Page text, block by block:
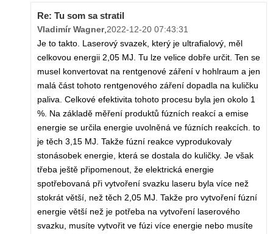
Re: Tu som sa stratil
Vladimír Wagner, 2022-12-20 07:43:31
Je to takto. Laserový svazek, který je ultrafialový, měl
celkovou energii 2,05 MJ. Tu lze velice dobře určit. Ten se
musel konvertovat na rentgenové záření v hohlraum a jen
malá část tohoto rentgenového záření dopadla na kuličku
paliva. Celkové efektivita tohoto procesu byla jen okolo 1
%. Na základě měření produktů fúzních reakcí a emise
energie se určila energie uvolněná ve fúzních reakcích. to
je těch 3,15 MJ. Takže fúzní reakce vyprodukovaly
stonásobek energie, která se dostala do kuličky. Je však
třeba ještě připomenout, že elektrická energie
spotřebovaná při vytvoření svazku laseru byla více než
stokrát větší, než těch 2,05 MJ. Takže pro vytvoření fúzní
energie větší než je potřeba na vytvoření laserového
svazku, musíte vytvořit ve fúzi více energie nebo musíte